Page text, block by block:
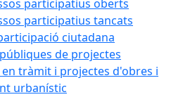
participatius oberts
participatius tancats
ciutadana
de projectes
tràmit i projectes d'obres i
urbanístic